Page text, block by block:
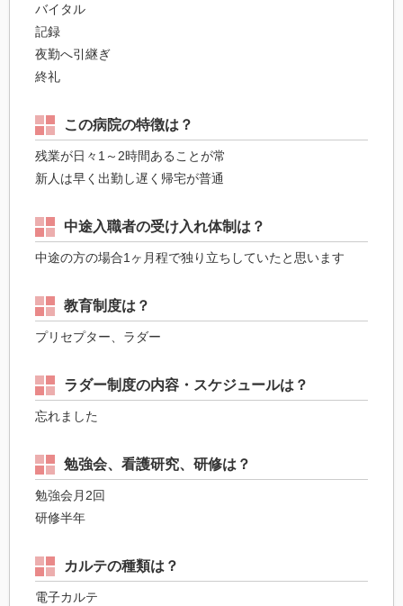
バイタル
記録
夜勤へ引継ぎ
終礼
この病院の特徴は？
残業が日々1～2時間あることが常
新人は早く出勤し遅く帰宅が普通
中途入職者の受け入れ体制は？
中途の方の場合1ヶ月程で独り立ちしていたと思います
教育制度は？
プリセプター、ラダー
ラダー制度の内容・スケジュールは？
忘れました
勉強会、看護研究、研修は？
勉強会月2回
研修半年
カルテの種類は？
電子カルテ